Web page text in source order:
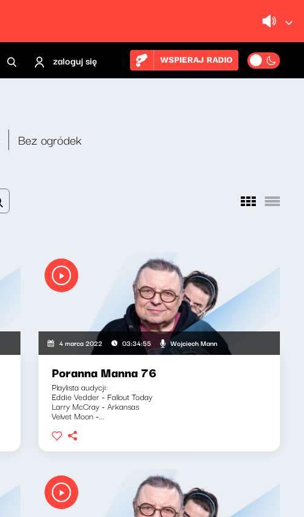
zaloguj się WSPIERAJ RADIO
Bez ogródek
4 marca 2022 03:34:55 Wojciech Mann
Poranna Manna 76
Playlista audycji:
Eddie Vedder - Fallout Today
Larry McCray - Arkansas
Velvet Moon -...